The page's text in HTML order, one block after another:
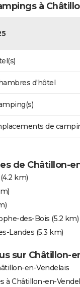
à
d'hôtel
de
de Châtillon-
(4.2 km)
des-Bois (5.2 km)
Landes (5.3 km)
sur Châtillon-
en-Vendelais
à Châtillon-en-